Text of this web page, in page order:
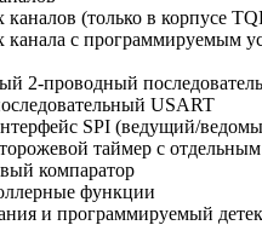
(только в корпусе
с программируемым
2-проводный
USART
SPI (ведущий/
таймер с
компаратор
функции
и программируемый